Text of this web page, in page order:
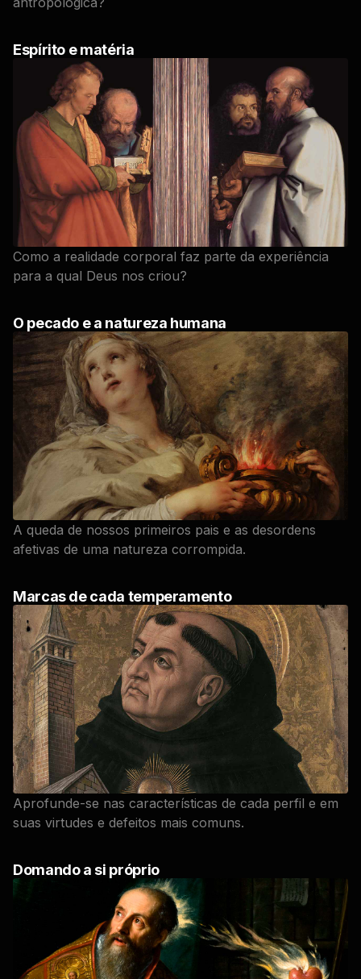
Espírito e matéria
Como a realidade corporal faz parte da experiência
para a qual Deus nos criou?
O pecado e a natureza humana
A queda de nossos primeiros pais e as desordens
afetivas de uma natureza corrompida.
Marcas de cada temperamento
Aprofunde-se nas características de cada perfil e em
suas virtudes e defeitos mais comuns.
Domando a si próprio